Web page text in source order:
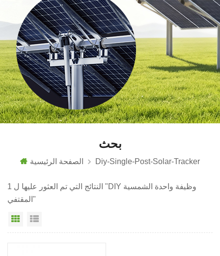
بحث
الصفحة الرئيسية Diy-Single-Post-Solar-Tracker
1 النتائج التي تم العثور عليها ل "DIY وظيفة واحدة الشمسية
المقتفي"
عرض شبكي